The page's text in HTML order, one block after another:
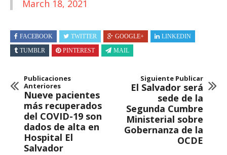
March 18, 2021
FACEBOOK TWITTER GOOGLE+
LINKEDIN
TUMBLR
PINTEREST MAIL
Publicaciones
Anteriores
Nueve pacientes
más recuperados
del COVID-19 son
dados de alta en
Hospital El
Salvador
Siguiente Publicar
El Salvador será
sede de la
Segunda Cumbre
Ministerial sobre
Gobernanza de la
OCDE